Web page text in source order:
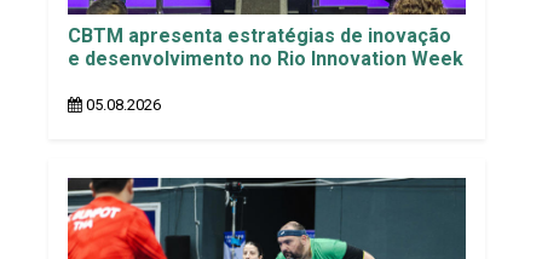
CBTM apresenta estratégias de inovação
e desenvolvimento no Rio Innovation Week
05.08.2026